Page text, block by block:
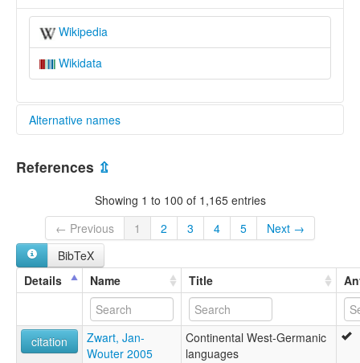
Wikipedia
Wikidata
Alternative names
glottolog:
High Franconian
References ⇫
Showing 1 to 100 of 1,165 entries
← Previous
1 2 3 4 5
Next →
BibTeX
Details
Name Title
citation
Zwart, Jan-
Wouter 2005
Continental West-Germanic
languages